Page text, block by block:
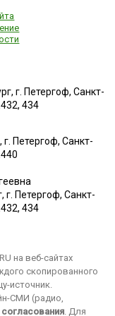
г. Петергоф, Санкт-
434
Петергоф, Санкт-
г. Петергоф, Санкт-
434
на веб-сайтах
скопированного
источник.
СМИ (радио,
. Для